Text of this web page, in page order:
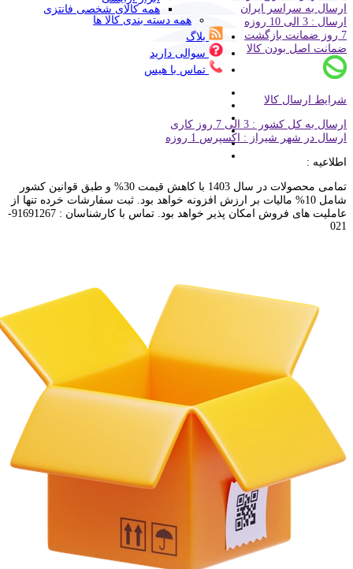
همه کالای شخصی فانتزی
همه دسته بندی کالا ها
بلاگ
سوالی دارید
تماس با هیس
ارسال به سراسر ایران
ارسال : 3 الی 10 روزه
7 روز ضمانت بازگشت
ضمانت اصل بودن کالا
شرایط ارسال کالا
ارسال به کل کشور : 3 الی 7 روز کاری
ارسال در شهر شیراز : اکسپرس 1 روزه
اطلاعیه :
تمامی محصولات در سال 1403 با کاهش قیمت 30% و طبق قوانین کشور
شامل 10% مالیات بر ارزش افزونه خواهد بود. ثبت سفارشات خرده تنها از
عاملیت های فروش امکان پذیر خواهد بود. تماس با کارشناسان : 91691267-
021